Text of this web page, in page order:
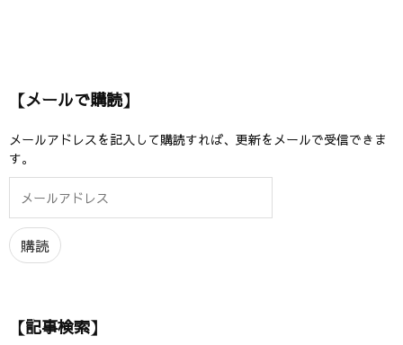
【メールで購読】
メールアドレスを記入して購読すれば、更新をメールで受信できま
す。
ル
ア
ド
購読
【記事検索】